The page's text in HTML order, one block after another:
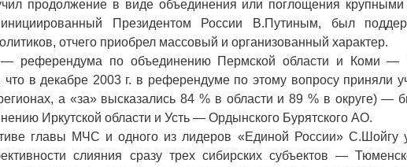
продолжение в виде объединения или поглощения крупными
Президентом России В.Путиным, был
отчего приобрел массовый и организованный характер.
— референдума по объединению Пермской области и Коми —
в декабре 2003 г. в референдуме по этому вопросу приняли
а «за» высказались 84 % в области и 89 % в округе) —
Иркутской области и Усть — Ордынского Бурятского АО.
главы МЧС и одного из лидеров «Единой России» С.Шойгу
слияния сразу трех сибирских субъектов —